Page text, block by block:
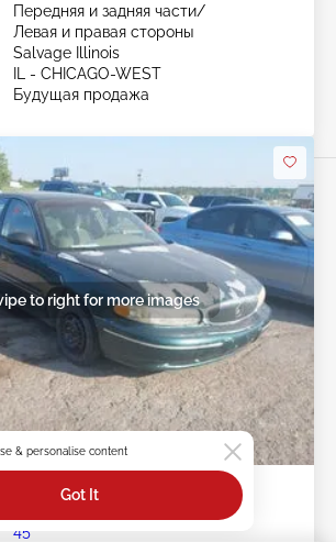
Передняя и задняя части/
Левая и правая стороны
Salvage Illinois
IL - CHICAGO-WEST
Будущая продажа
to right for more images
Century 3.1L
45******
& personalise content
Got It